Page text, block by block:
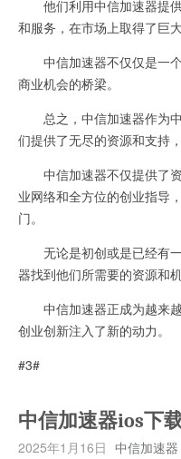
他们利用中信加速器提供
和服务，在市场上取得了巨大
中信加速器不仅仅是一个
商业机会的桥梁。
总之，中信加速器作为中
们提供了无尽的资源和支持
中信加速器不仅提供了资
业网络和全方位的创业指导
门。
无论是初创或是已经有一
器找到他们所需要的资源和机
中信加速器正成为越来越
创业创新注入了新的动力。
#3#
中信加速器ios下
2025年1月16日 中信加速器